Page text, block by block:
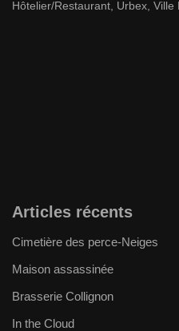
Hôtelier/Restaurant Urbex Ville
Articles récents
Cimetière des perce-Neiges
Maison assassinée
Brasserie Collignon
In the Cloud